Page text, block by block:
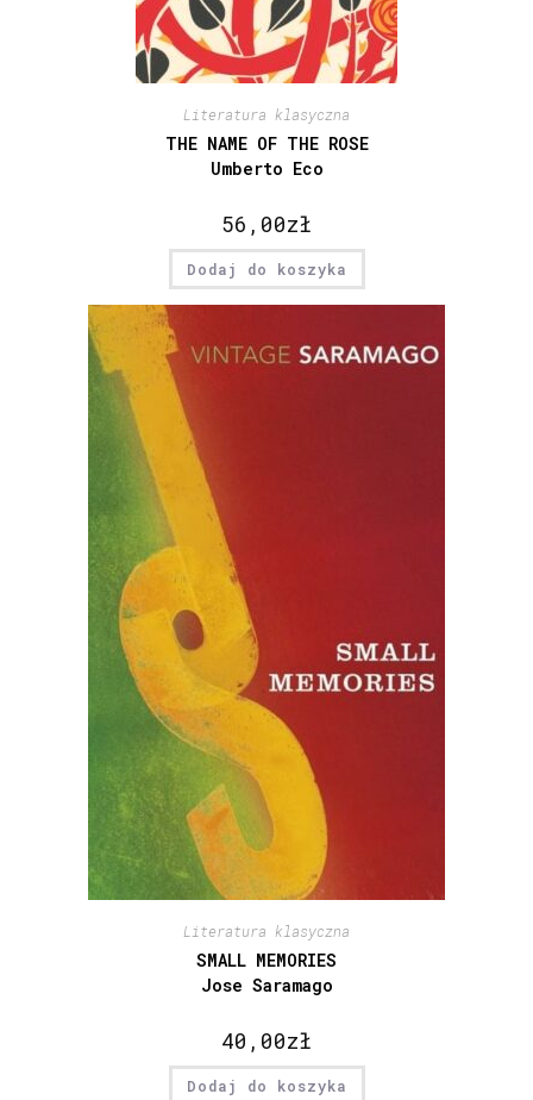
Literatura klasyczna
THE NAME OF THE ROSE
Umberto Eco
56,00zł
Dodaj do koszyka
Literatura klasyczna
SMALL MEMORIES
Jose Saramago
40,00zł
Dodaj do koszyka